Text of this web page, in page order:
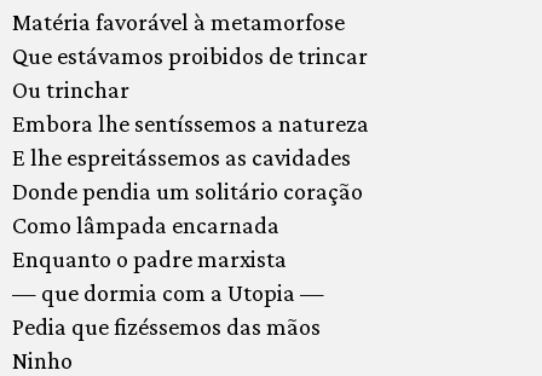
Matéria favorável à metamorfose
Que estávamos proibidos de trincar
Ou trinchar
Embora lhe sentíssemos a natureza
E lhe espreitássemos as cavidades
Donde pendia um solitário coração
Como lâmpada encarnada
Enquanto o padre marxista
— que dormia com a Utopia —
Pedia que fizéssemos das mãos
Ninho